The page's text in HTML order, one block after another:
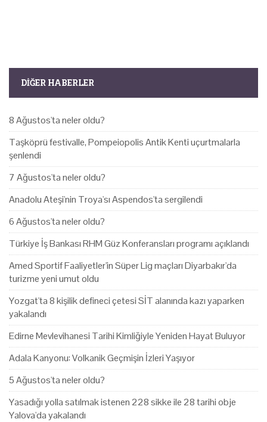
DIĞER HABERLER
8 Ağustos'ta neler oldu?
Taşköprü festivalle, Pompeiopolis Antik Kenti uçurtmalarla
şenlendi
7 Ağustos'ta neler oldu?
Anadolu Ateşi'nin Troya'sı Aspendos'ta sergilendi
6 Ağustos'ta neler oldu?
Türkiye İş Bankası RHM Güz Konferansları programı açıklandı
Amed Sportif Faaliyetler'in Süper Lig maçları Diyarbakır'da
turizme yeni umut oldu
Yozgat'ta 8 kişilik defineci çetesi SİT alanında kazı yaparken
yakalandı
Edirne Mevlevihanesi Tarihi Kimliğiyle Yeniden Hayat Buluyor
Adala Kanyonu: Volkanik Geçmişin İzleri Yaşıyor
5 Ağustos'ta neler oldu?
Yasadığı yolla satılmak istenen 228 sikke ile 28 tarihi obje
Yalova'da yakalandı